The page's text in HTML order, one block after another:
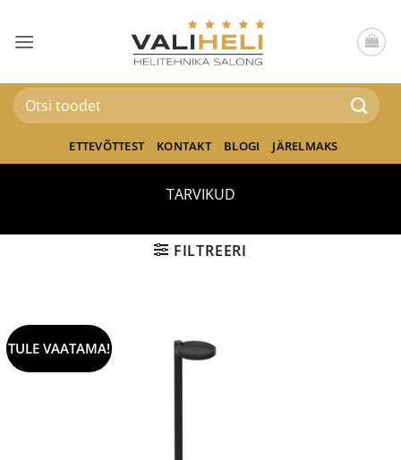
content
Otsi:
ETTEVÕTTEST KONTAKT BLOGI JÄRELMAKS
TARVIKUD
FILTREERI
TULE VAATAMA!